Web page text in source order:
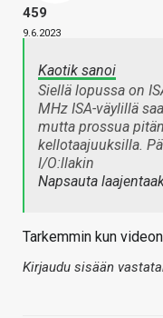
459
9.6.2023
Kaotik sanoi
Siellä lopussa on
MHz ISA-väylillä
mutta prossua
kellotaajuuksilla.
I/O:llakin
Napsauta
Tarkemmin kun
Kirjaudu sisään